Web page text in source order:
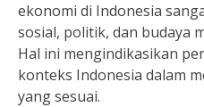
ekonomi di Indonesia
sosial, politik, dan budaya
Hal ini mengindikasikan
konteks Indonesia dalam
yang sesuai.